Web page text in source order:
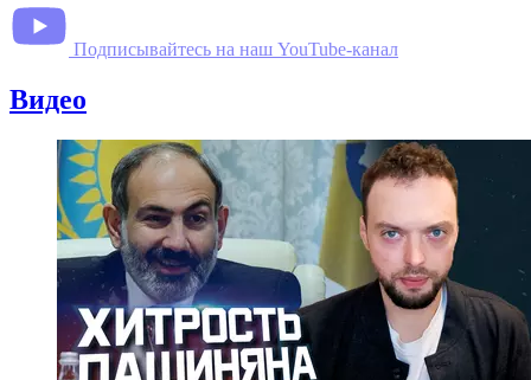
Подписывайтесь на наш YouTube-канал
Видео